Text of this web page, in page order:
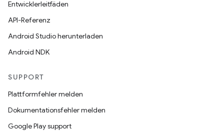
Entwicklerleitfäden
API-Referenz
Android Studio herunterladen
Android NDK
SUPPORT
Plattformfehler melden
Dokumentationsfehler melden
Google Play support